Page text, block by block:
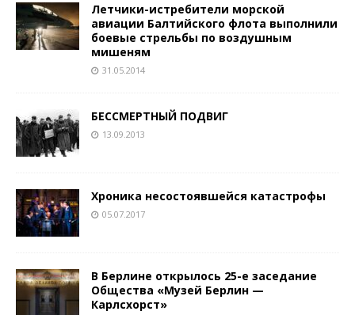
Летчики-истребители морской
авиации Балтийского флота выполнили
боевые стрельбы по воздушным
мишеням
31.05.2014
БЕССМЕРТНЫЙ ПОДВИГ
13.09.2013
Хроника несостоявшейся катастрофы
05.07.2017
В Берлине открылось 25-е заседание
Общества «Музей Берлин —
Карлсхорст»